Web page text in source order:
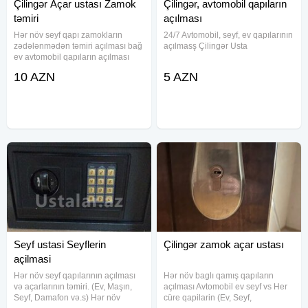
Çilingər Açar ustası Zamok
təmiri
Hər növ seyf qapı zamokların
zədələnmədən təmiri açılması bağ
ev avtomobil qapıların açılması
10 AZN
Çilingər, avtomobil qapıların
açılması
24/7 Avtomobil, seyf, ev qapılarının
açılmasş Çilingər Usta
5 AZN
Seyf ustasi Seyflerin
açilmasi
Hər növ seyf qapılarının açılması
və açarlarının təmiri. (Ev, Maşın,
Seyf, Damafon və.s) Hər növ
Çilingər zamok açar ustası
Hər növ baglı qamış qapıların
açılması Avtomobil ev seyf vs Her
cüre qapilarin (Ev, Seyf,